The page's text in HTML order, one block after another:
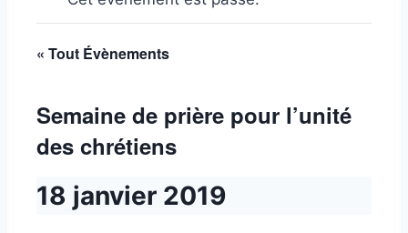
« Tout Évènements
Semaine de prière pour l’unité
des chrétiens
18 janvier 2019